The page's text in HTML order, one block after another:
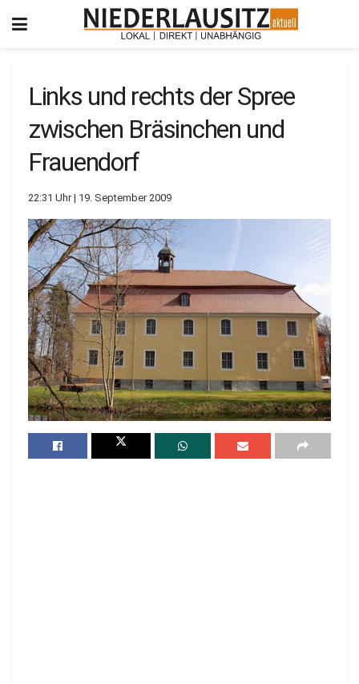
Links und rechts der Spree
zwischen Bräsinchen und
Frauendorf
22:31 Uhr | 19. September 2009